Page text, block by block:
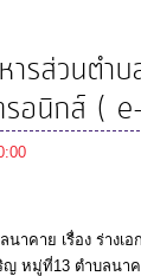
รส่วนตำ
รอนิกส์ (
าคาย เรื่อง ร่างเ
ญ หมู่ที่13 ตำบลน